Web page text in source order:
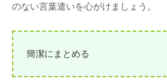
のない言葉遣いを心がけましょう。
簡潔にまとめる